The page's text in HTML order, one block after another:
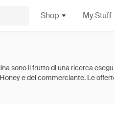
Shop My Stuff